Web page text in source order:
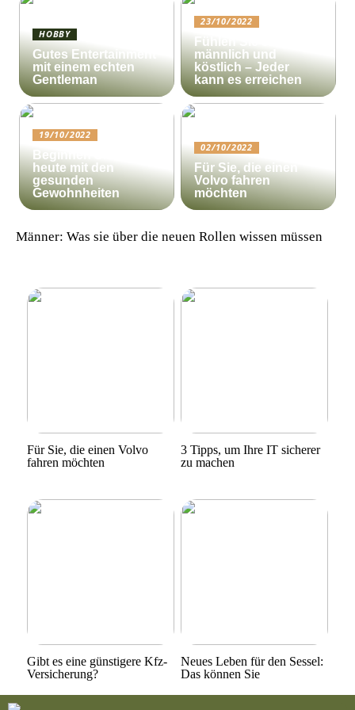
HOBBY
Gutes Entertainment
mit einem echten
Gentleman
23/10/2022
Fühlen Sie sich
männlich und
köstlich – Jeder
kann es erreichen
19/10/2022
Beginnen Sie noch
heute mit den
gesunden
Gewohnheiten
02/10/2022
Für Sie, die einen
Volvo fahren
möchten
Männer: Was sie über die neuen Rollen wissen müssen
Für Sie, die einen Volvo
fahren möchten
3 Tipps, um Ihre IT sicherer
zu machen
Gibt es eine günstigere Kfz-
Versicherung?
Neues Leben für den Sessel:
Das können Sie